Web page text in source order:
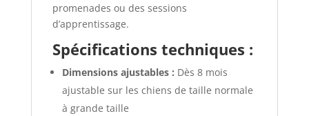
promenades ou des sessions
d’apprentissage.
Spécifications techniques :
Dimensions ajustables : Dès 8 mois
ajustable sur les chiens de taille normale
à grande taille